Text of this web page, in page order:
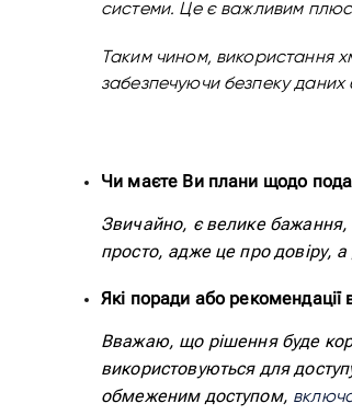
системи. Це є важливим
Таким чином, використання
забезпечуючи безпеку даних
Чи маєте Ви плани щодо
Звичайно, є велике бажання,
просто, адже це про довіру,
Які поради або
Вважаю, що рішення буде
використовуються для
обмеженим доступом,